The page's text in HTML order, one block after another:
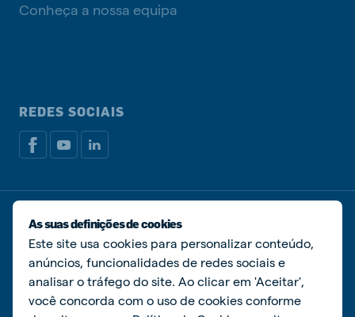
Conheça a nossa equipa
REDES SOCIAIS
Política de privacidadePolítica de cookies
Livro de Reclamações
© De Heus Nutrição Animal
As suas definições de cookies
Este site usa cookies para personalizar conteúdo,
anúncios, funcionalidades de redes sociais e
analisar o tráfego do site. Ao clicar em 'Aceitar',
você concorda com o uso de cookies conforme